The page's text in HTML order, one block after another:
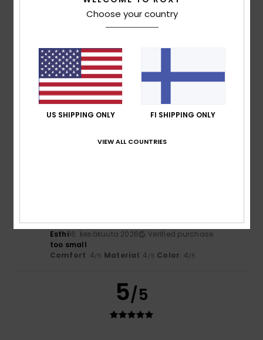
I recommend this product
4
It runs large.
Esthi16. kesäkuuta 2026
Verified purchase
too small
Comfort: 4/5 Material: 4 /5 Color: 4/5
5/5
Choose your country
US SHIPPING ONLY FI SHIPPING ONLY
VIEW ALL COUNTRIES